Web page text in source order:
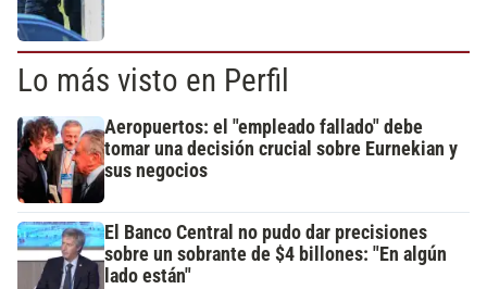
Lo más visto en Perfil
Aeropuertos: el "empleado fallado" debe
tomar una decisión crucial sobre Eurnekian y
sus negocios
El Banco Central no pudo dar precisiones
sobre un sobrante de $4 billones: "En algún
lado están"